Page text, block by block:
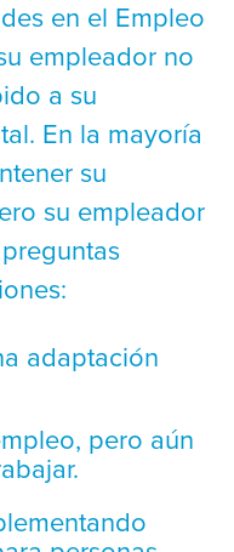
en el Empleo
empleador no
a su
En la mayoría
su
su empleador
adaptación
pero aún